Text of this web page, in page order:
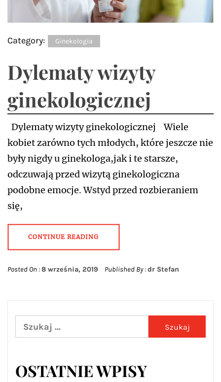
Category: Ginekologia
Dylematy wizyty
ginekologicznej
Dylematy wizyty ginekologicznej Wiele
kobiet zarówno tych młodych, które jeszcze nie
były nigdy u ginekologa,jak i te starsze,
odczuwają przed wizytą ginekologiczna
podobne emocje. Wstyd przed rozbieraniem
się,
CONTINUE READING
Posted On :8 września, 2019 Published By :dr Stefan
Szukaj:
OSTATNIE WPISY